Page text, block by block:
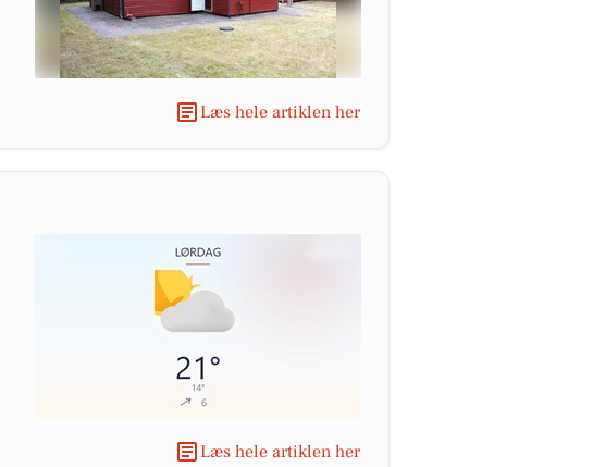
Læs hele artiklen her
Læs hele artiklen her